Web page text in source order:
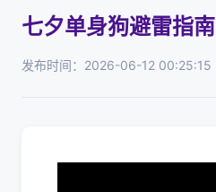
七夕单身狗避雷指南
发布时间：2026-06-12 00:25:15